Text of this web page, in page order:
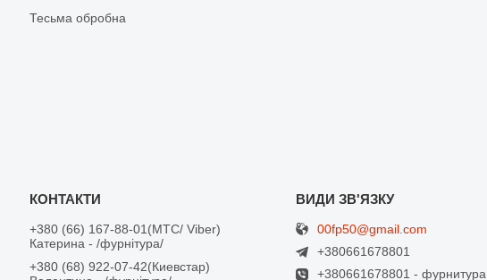
Тесьма обробна
+380 (66) 167-88-01 МТС/ Viber
Катерина - /фурнітура/
+380 (68) 922-07-42 Киевстар
00fp50@gmail.com
+380661678801
+380661678801 -